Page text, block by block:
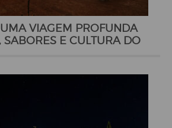
VIAGEM PROFUNDA
SABORES E CULTURA DO